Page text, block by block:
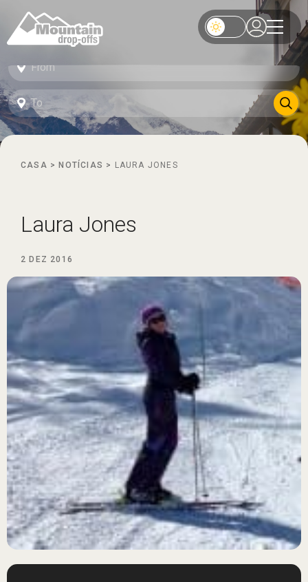
CASA > NOTÍCIAS > LAURA JONES
Laura Jones
2 DEZ 2016